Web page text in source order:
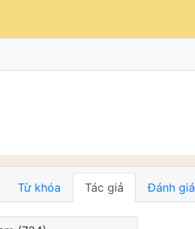
Từ khóa Tác giả Đánh giá